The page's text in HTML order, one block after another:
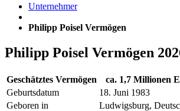
Unternehmer
Philipp Poisel Vermögen
Philipp Poisel Vermögen
Geschätztes Vermögen
ca. 1,7 Millionen
Geburtsdatum
18. Juni 1983
Geboren in
Ludwigsburg,